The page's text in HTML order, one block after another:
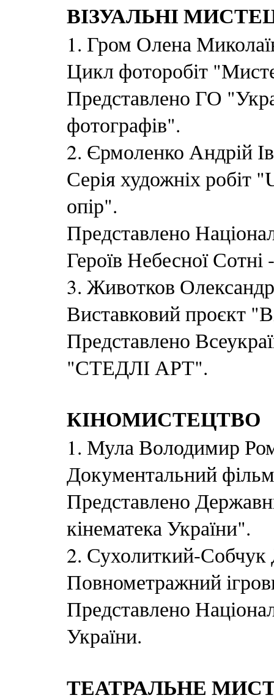
ВІЗУАЛЬНІ
1. Гром Олена
Цикл фоторобіт
Представлено ГО
фотографів".
2. Єрмоленко Андрій
Серія художніх робіт
опір".
Представлено
Героїв Небесної
3. Животков
Виставковий проєкт
Представлено
"СТЕДЛІ АРТ".
КІНОМИСТЕЦТВО
1. Мула Володимир
Документальний
Представлено
кінематека України".
2. Сухолиткий-
Повнометражний
Представлено
України.
ТЕАТРАЛЬНЕ